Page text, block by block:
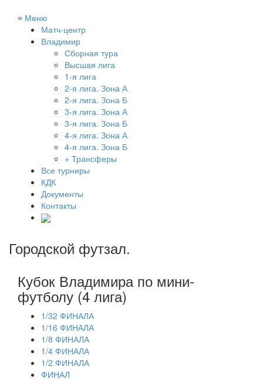
≡ Меню
Матч-центр
Владимир
Сборная тура
Высшая лига
1-я лига
2-я лига. Зона А
2-я лига. Зона Б
3-я лига. Зона А
3-я лига. Зона Б
4-я лига. Зона А
4-я лига. Зона Б
+ Трансферы
Все турниры
КДК
Документы
Контакты
Городской футзал.
Кубок Владимира по мини-
футболу (4 лига)
1/32 ФИНАЛА
1/16 ФИНАЛА
1/8 ФИНАЛА
1/4 ФИНАЛА
1/2 ФИНАЛА
ФИНАЛ